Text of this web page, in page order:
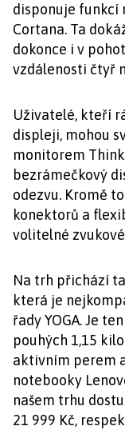
disponuje funkcí
Cortana. Ta
dokonce i v
vzdálenosti čtyř
Uživatelé, kteří
displeji, mohou
monitorem
bezrámečkový
odezvu. Kromě
konektorů a
volitelné
Na trh přichází
která je
řady YOGA. Je
pouhých 1,15
aktivním perem
notebooky
našem trhu
21 999 Kč,